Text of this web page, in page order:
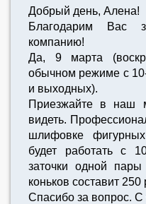
Добрый день, Алена!
Благодарим Вас
компанию!
Да, 9 марта
обычном режиме с
и выходных).
Приезжайте в наш
видеть.
шлифовке
будет работать с
заточки одной
коньков составит 250
Спасибо за вопрос.